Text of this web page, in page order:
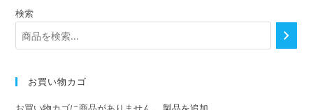
検索
お買い物カゴ